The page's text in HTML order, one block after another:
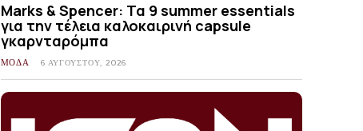
Marks & Spencer: Τα 9 summer essentials
για την τέλεια καλοκαιρινή capsule
γκαρνταρόμπα
ΜΟΔΑ 6 ΑΥΓΟΎΣΤΟΥ, 2026